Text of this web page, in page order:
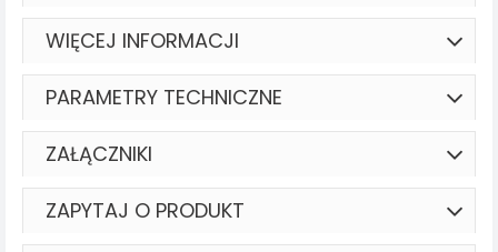
WIĘCEJ INFORMACJI
PARAMETRY TECHNICZNE
ZAŁĄCZNIKI
ZAPYTAJ O PRODUKT